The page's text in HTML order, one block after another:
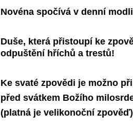
Novéna spočívá v denní
Duše, která přistoupí ke
odpuštění hříchů a trestů!
Ke svaté zpovědi je možno
před svátkem Božího
(platná je velikonoční zpověď)